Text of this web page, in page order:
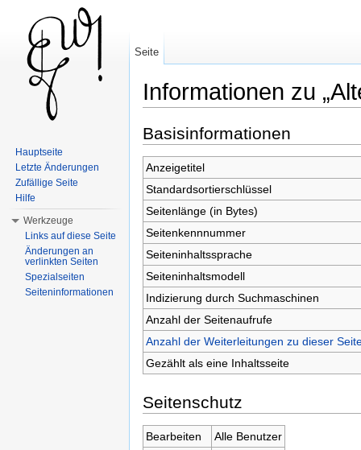
Informationen zu
Basisinformationen
Anzeigetitel
Standardsortierschlüssel
Seitenlänge (in Bytes)
Seitenkennnummer
Seiteninhaltssprache
Seiteninhaltsmodell
Indizierung durch Suchmaschinen
Anzahl der Seitenaufrufe
Anzahl der Weiterleitungen zu dieser
Gezählt als eine Inhaltsseite
Seitenschutz
Bearbeiten
Alle Benutzer
Seite
Hauptseite
Letzte Änderungen
Zufällige Seite
Hilfe
Werkzeuge
Links auf diese Seite
Änderungen an
verlinkten Seiten
Spezialseiten
Seiteninformationen